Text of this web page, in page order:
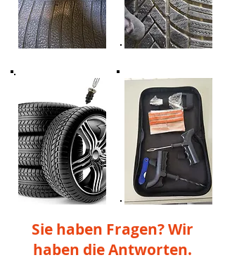
Sie haben Fragen? Wir
haben die Antworten.